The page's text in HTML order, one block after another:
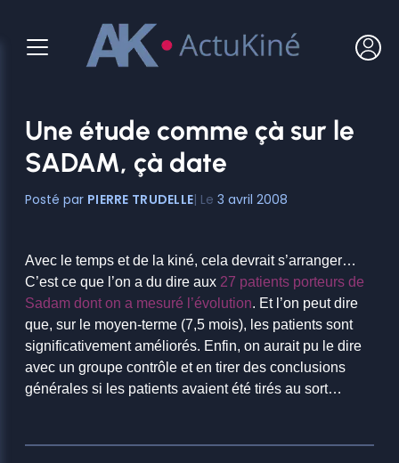
contenu
Une étude comme çà sur le
SADAM, çà date
PIERRE TRUDELLE 3 avril 2008
Avec le temps et de la kiné, cela devrait s’arranger…
C’est ce que l’on a du dire aux 27 patients porteurs de
Sadam dont on a mesuré l’évolution. Et l’on peut dire
que, sur le moyen-terme (7,5 mois), les patients sont
significativement améliorés. Enfin, on aurait pu le dire
avec un groupe contrôle et en tirer des conclusions
générales si les patients avaient été tirés au sort…